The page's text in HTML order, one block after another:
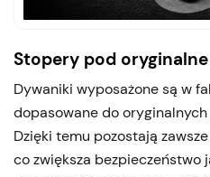
Stopery pod
Dywaniki wyposażone są w
dopasowane do
Dzięki temu pozostają
co zwiększa